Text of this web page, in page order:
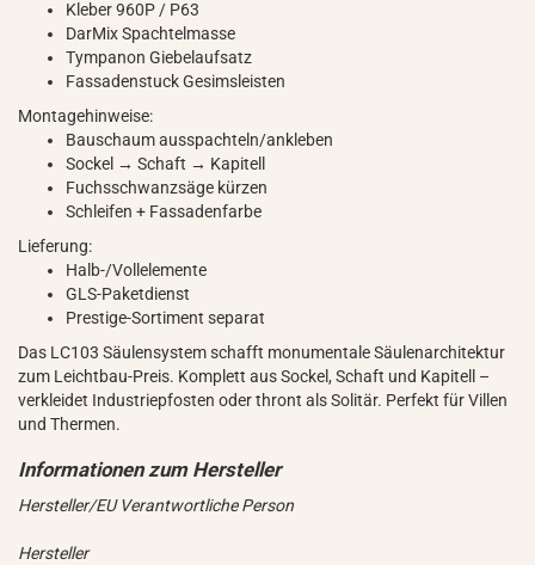
Kleber 960P / P63
DarMix Spachtelmasse
Tympanon Giebelaufsatz
Fassadenstuck Gesimsleisten
Montagehinweise:
Bauschaum ausspachteln/ankleben
Sockel → Schaft → Kapitell
Fuchsschwanzsäge kürzen
Schleifen + Fassadenfarbe
Lieferung:
Halb-/Vollelemente
GLS-Paketdienst
Prestige-Sortiment separat
Das LC103 Säulensystem schafft monumentale Säulenarchitektur
zum Leichtbau-Preis. Komplett aus Sockel, Schaft und Kapitell –
verkleidet Industriepfosten oder thront als Solitär. Perfekt für Villen
und Thermen.
Hersteller/EU Verantwortliche Person
Hersteller